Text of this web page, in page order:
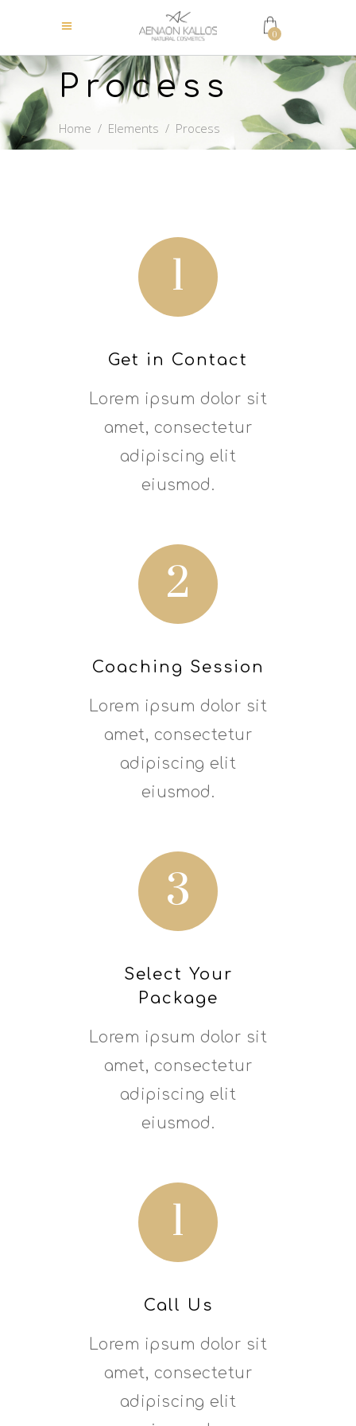
0
Process
Home / Elements / Process
1
Get in Contact
Lorem ipsum dolor sit
amet, consectetur
adipiscing elit
eiusmod.
2
Coaching Session
Lorem ipsum dolor sit
amet, consectetur
adipiscing elit
eiusmod.
3
Select Your
Package
Lorem ipsum dolor sit
amet, consectetur
adipiscing elit
eiusmod.
1
Call Us
Lorem ipsum dolor sit
amet, consectetur
adipiscing elit